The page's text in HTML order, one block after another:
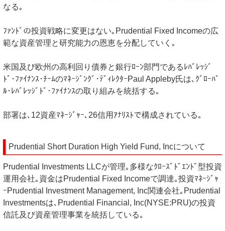
なる｡
ﾌｧﾝﾄﾞの投資戦略に変更はない｡Prudential Fixed Incomeの広
範な資産管理と研究能力の恩恵を分配していく｡
米国及び欧州の高利回り債券と銀行ﾛｰﾝ部門であるﾚﾊﾞﾚｯｼﾞ
ﾄﾞ･ﾌｧｲﾅﾝｽ･ﾁｰﾑのﾏﾈｰｼﾞﾝｸﾞ･ﾃﾞｨﾚｸﾀｰPaul Appleby氏は､ｸﾞﾛｰﾊﾞ
ﾙ･ﾚﾊﾞﾚｯｼﾞﾄﾞ･ﾌｧｲﾅﾝｽの取り組みを統括する｡
部署は､12資産ﾏﾈｰｼﾞｬｰ､26信用ｱﾅﾘｽﾄで構成されている｡
Prudential Short Duration High Yield Fund, Incについて
Prudential Investments LLCが管理｡多様なｸﾛｰｽﾞﾄﾞｴﾝﾄﾞ型投資
運用会社｡資金はPrudential Fixed Incomeで調達｡投資ﾏﾈｰｼﾞｬ
ｰPrudential Investment Management, Inc関連会社｡Prudential
Investmentsは､Prudential Financial, Inc(NYSE:PRU)の投資
信託及び資産管理事業を統括している｡